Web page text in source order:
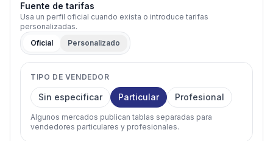
Fuente de tarifas
Usa un perfil oficial cuando exista o introduce tarifas
personalizadas.
Oficial
Personalizado
TIPO DE VENDEDOR
Sin especificar Particular Profesional
Algunos mercados publican tablas separadas para
vendedores particulares y profesionales.